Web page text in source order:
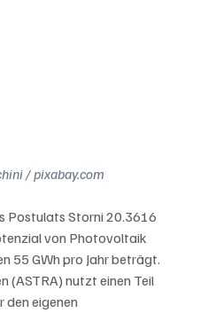
/ pixabay.com
Postulats Storni 20.3616
von Photovoltaik
55 GWh pro Jahr beträgt.
(ASTRA) nutzt einen Teil
den eigenen